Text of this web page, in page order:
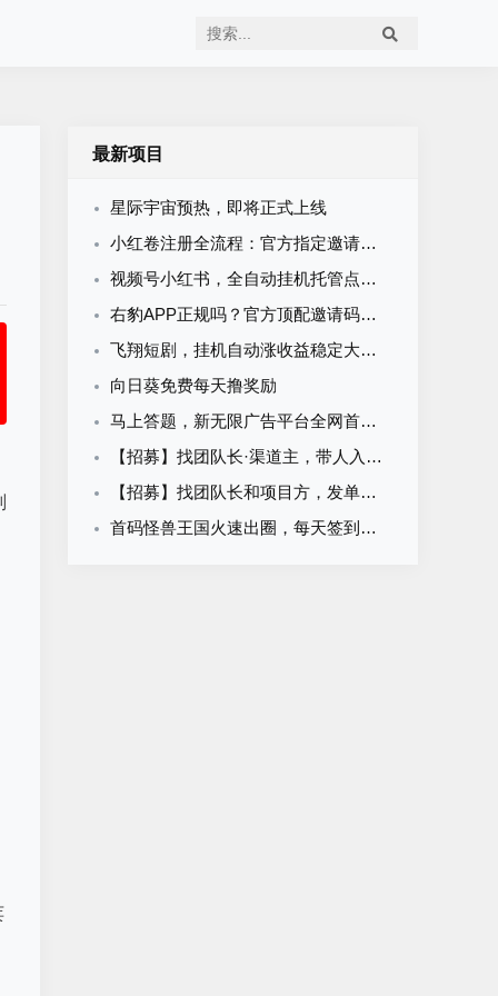
最新项目
星际宇宙预热，即将正式上线
小红卷注册全流程：官方指定邀请码，现在加入即可申请开通顶级代理V5权限
视频号小红书，全自动挂机托管点赞关注任务
右豹APP正规吗？官方顶配邀请码是多少？短剧小说漫剧网盘推广副业怎么做
飞翔短剧，挂机自动涨收益稳定大平台
向日葵免费每天撸奖励
马上答题，新无限广告平台全网首发，官方一手直招顶级代理，待遇拉满
【招募】找团队长·渠道主，带人入伙拿分润
【招募】找团队长和项目方，发单接单一起搞钱
首码怪兽王国火速出圈，每天签到看60个广子即可